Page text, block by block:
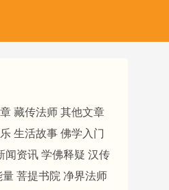
藏传法师 其他文章
生活故事 佛学入门
闻资讯 学佛释疑 汉传
量 菩提书院 净界法师